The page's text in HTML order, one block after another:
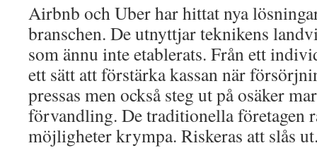
Airbnb och Uber har hittat nya
branschen. De utnyttjar teknikens
som ännu inte etablerats. Från ett
ett sätt att förstärka kassan när
pressas men också steg ut på osäker
förvandling. De traditionella företagen
möjligheter krympa. Riskeras att slås